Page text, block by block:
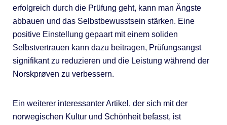
erfolgreich durch die Prüfung geht, kann man Ängste
abbauen und das Selbstbewusstsein stärken. Eine
positive Einstellung gepaart mit einem soliden
Selbstvertrauen kann dazu beitragen, Prüfungsangst
signifikant zu reduzieren und die Leistung während der
Norskprøven zu verbessern.
Ein weiterer interessanter Artikel, der sich mit der
norwegischen Kultur und Schönheit befasst, ist